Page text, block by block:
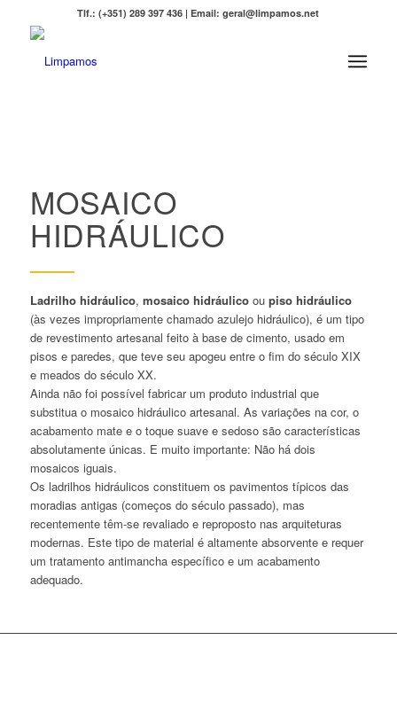
Tlf.: (+351) 289 397 436 | Email: geral@limpamos.net
MOSAICO
HIDRÁULICO
Ladrilho hidráulico, mosaico hidráulicoou piso hidráulico
(às vezes impropriamente chamado azulejo hidráulico), é um tipo
de revestimento artesanal feito à base de cimento, usado em
pisos e paredes, que teve seu apogeu entre o fim do século XIX
e meados do século XX.
Ainda não foi possível fabricar um produto industrial que
substitua o mosaico hidráulico artesanal. As variações na cor, o
acabamento mate e o toque suave e sedoso são características
absolutamente únicas. E muito importante: Não há dois
mosaicos iguais.
Os ladrilhos hidráulicos constituem os pavimentos típicos das
moradias antigas (começos do século passado), mas
recentemente têm-se revaliado e reproposto nas arquiteturas
modernas. Este tipo de material é altamente absorvente e requer
um tratamento antimancha específico e um acabamento
adequado.